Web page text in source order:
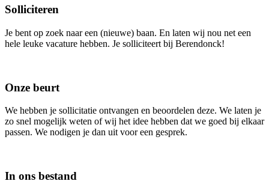
Solliciteren
Je bent op zoek naar een (nieuwe) baan. En laten wij nou net een
hele leuke vacature hebben. Je solliciteert bij Berendonck!
Onze beurt
We hebben je sollicitatie ontvangen en beoordelen deze. We laten je
zo snel mogelijk weten of wij het idee hebben dat we goed bij elkaar
passen. We nodigen je dan uit voor een gesprek.
In ons bestand